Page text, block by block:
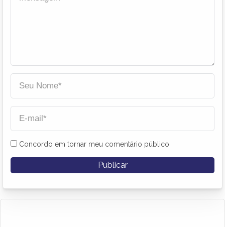
Concordo em tornar meu comentário público